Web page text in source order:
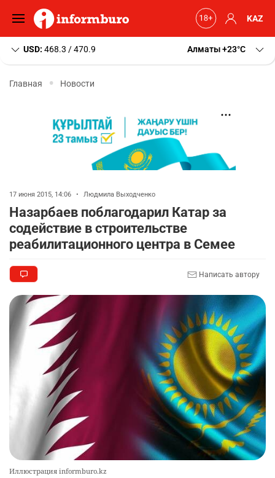
KAZ
USD: 468.3 / 470.9 Алматы+23 C
Главная Новости
17 июня 2015, 14:06 • Людмила Выходченко
Назарбаев поблагодарил Катар за
содействие в строительстве
реабилитационного центра в Семее
Написать автору
Иллюстрация informburo.kz